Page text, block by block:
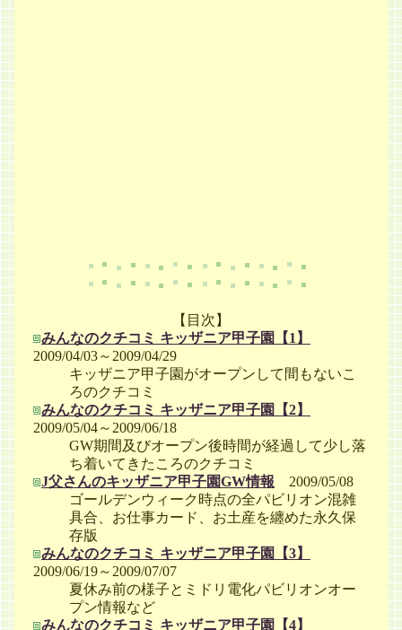
【目次】
みんなのクチコミ キッザニア甲子園【1】
2009/04/03～2009/04/29
キッザニア甲子園がオープンして間もないこ
ろのクチコミ
みんなのクチコミ キッザニア甲子園【2】
2009/05/04～2009/06/18
GW期間及びオープン後時間が経過して少し落
ち着いてきたころのクチコミ
J父さんのキッザニア甲子園GW情報 2009/05/08
ゴールデンウィーク時点の全パビリオン混雑
具合、お仕事カード、お土産を纏めた永久保
存版
みんなのクチコミ キッザニア甲子園【3】
2009/06/19～2009/07/07
夏休み前の様子とミドリ電化パビリオンオー
プン情報など
みんなのクチコミ キッザニア甲子園【4】